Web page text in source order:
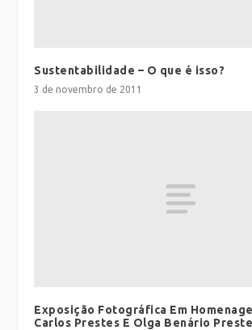
Sustentabilidade – O que é isso?
3 de novembro de 2011
Exposição Fotográfica Em
Carlos Prestes E Olga Benário